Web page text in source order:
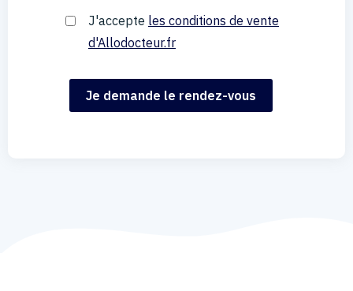
J'accepte les conditions de vente
d'Allodocteur.fr